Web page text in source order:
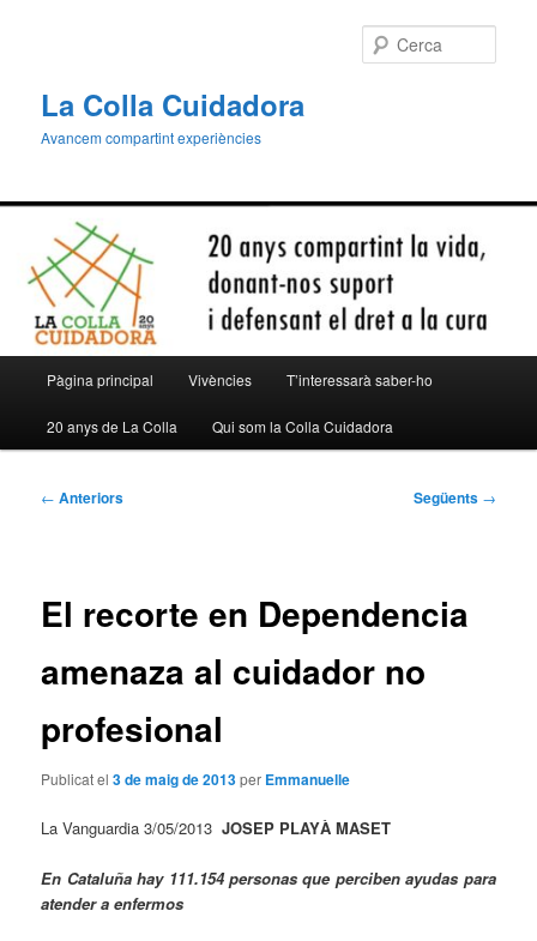
La Colla Cuidadora
Avancem compartint experiències
principal
Pàgina principal Vivències T’interessarà saber-ho
20 anys de La Colla Qui som la Colla Cuidadora
Navegació
← Anteriors Següents →
El recorte en Dependencia
amenaza al cuidador no
profesional
Publicat el3 de maig de 2013per Emmanuelle
La Vanguardia 3/05/2013JOSEP PLAYÀ MASET
En Cataluña hay 111.154 personas que perciben ayudas para
atender a enfermos